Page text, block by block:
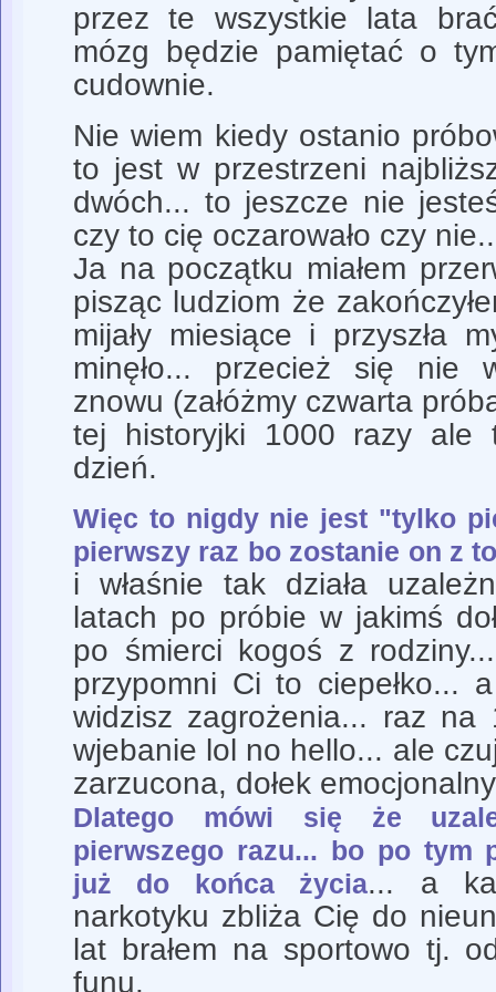
przez te wszystkie lata
mózg będzie pamiętać o
cudownie.
Nie wiem kiedy ostanio
to jest w przestrzeni
dwóch... to jeszcze nie
czy to cię oczarowało czy
Ja na początku miałem
pisząc ludziom że
mijały miesiące i przyszła
minęło... przecież się nie
znowu (załóżmy czwarta
tej historyjki 1000 razy ale
dzień.
Więc to nigdy nie jest "tylko
pierwszy raz bo zostanie on z
i właśnie tak działa
latach po próbie w jakimś
po śmierci kogoś z
przypomni Ci to ciepełko...
widzisz zagrożenia... raz
wjebanie lol no hello... ale
zarzucona, dołek
Dlatego mówi się że
pierwszego razu... bo po tym
już do końca życia... a
narkotyku zbliża Cię do
lat brałem na sportowo tj.
funu.